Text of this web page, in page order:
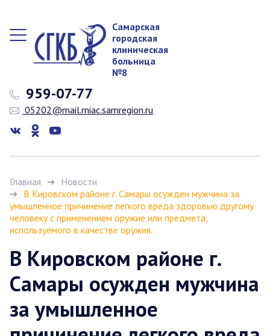
Самарская
городская
клиническая
больница
№8
959-07-77
05202@mail.miac.samregion.ru
Главная
Новости
В Кировском районе г. Самары осужден мужчина за
умышленное причинение легкого вреда здоровью другому
человеку с применением оружие или предмета,
используемого в качестве оружия.
В Кировском районе г.
Самары осужден мужчина
за умышленное